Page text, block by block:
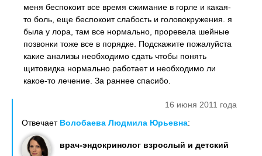
меня беспокоит все время сжимание в горле и какая-
то боль, еще беспокоит слабость и головокружения. я
была у лора, там все нормально, проревела шейные
позвонки тоже все в порядке. Подскажите пожалуйста
какие анализы необходимо сдать чтобы понять
щитовидка нормально работает и необходимо ли
какое-то лечение. За раннее спасибо.
16 июня 2011 года
Отвечает Волобаева Людмила Юрьевна:
врач-эндокринолог взрослый и детский